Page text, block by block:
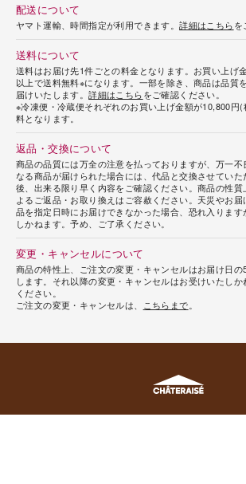
配送について
ヤマト運輸、時間指定が利用できます。詳細はこちらを
送料について
送料はお届け先1件ごとの料金となります。お買い上げ
以上で送料無料※になります。一部を除き、商品は品質
届けいたします。詳細はこちらをご確認ください。
※冷凍便・冷蔵便それぞれのお買い上げ金額が10,800円
料となります。
返品・交換について
商品の品質には万全の注意を払っておりますが、万一
なる商品が届けられた場合には、代品と交換させてい
後、出来る限り早く内容をご確認ください。商品の性
よるご返品・お取り換えはご容赦ください。天災やお
品を指定日時にお届けできなかった場合、恐れ入りま
しかねます。予め、ご了承ください。
変更・キャンセルについて
商品の特性上、ご注文の変更・キャンセルはお届け日
します。それ以降の変更・キャンセルはお受けいたし
ください。
ご注文の変更・キャンセルは、
こちらまで